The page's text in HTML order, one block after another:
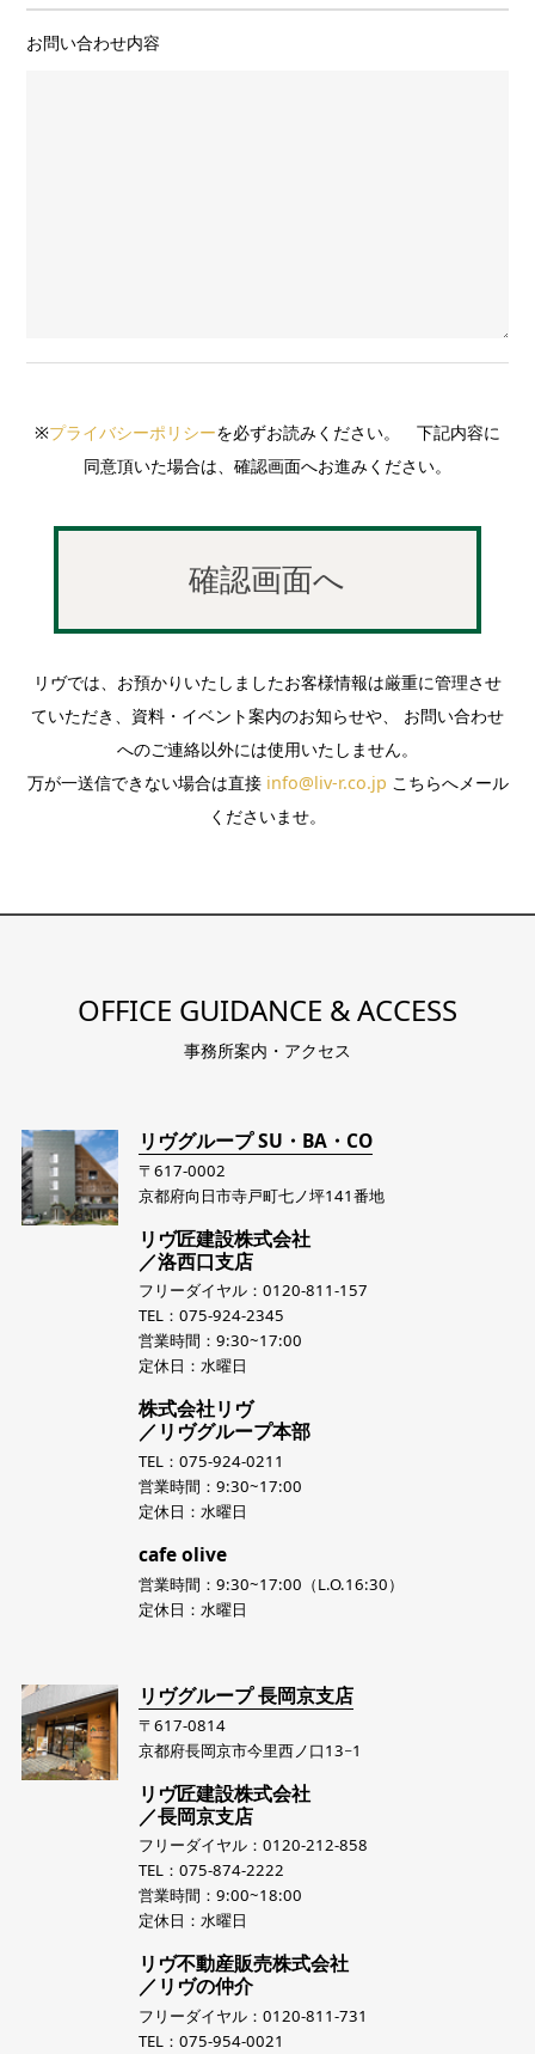
お問い合わせ内容
※プライバシーポリシーを必ずお読みください。 下記内容に
同意頂いた場合は、確認画面へお進みください。
リヴでは、お預かりいたしましたお客様情報は厳重に管理させ
ていただき、資料・イベント案内のお知らせや、 お問い合わせ
へのご連絡以外には使用いたしません。
万が一送信できない場合は直接 info@liv-r.co.jp こちらへメール
くださいませ。
OFFICE GUIDANCE & ACCESS
事務所案内・アクセス
リヴグループ SU・BA・CO
〒617-0002
京都府向日市寺戸町七ノ坪141番地
リヴ匠建設株式会社
／洛西口支店
フリーダイヤル：0120-811-157
TEL：075-924-2345
営業時間：9:30~17:00
定休日：水曜日
株式会社リヴ
／リヴグループ本部
TEL：075-924-0211
営業時間：9:30~17:00
定休日：水曜日
cafe olive
営業時間：9:30~17:00（L.O.16:30）
定休日：水曜日
リヴグループ 長岡京支店
〒617-0814
京都府長岡京市今里西ノ口13−1
リヴ匠建設株式会社
／長岡京支店
フリーダイヤル：0120-212-858
TEL：075-874-2222
営業時間：9:00~18:00
定休日：水曜日
リヴ不動産販売株式会社
／リヴの仲介
フリーダイヤル：0120-811-731
TEL：075-954-0021